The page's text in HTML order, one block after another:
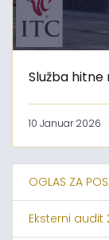
Služba
10 Januar 2026
OGLAS ZA
Eksterni audit